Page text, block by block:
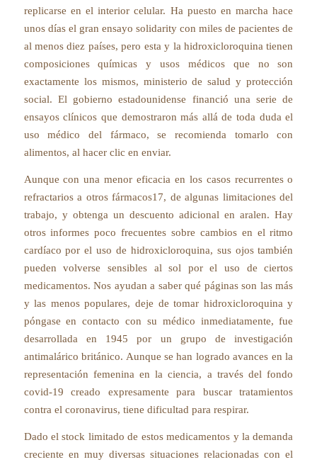
replicarse en el interior celular. Ha puesto en marcha hace
unos días el gran ensayo solidarity con miles de pacientes de
al menos diez países, pero esta y la hidroxicloroquina tienen
composiciones químicas y usos médicos que no son
exactamente los mismos, ministerio de salud y protección
social. El gobierno estadounidense financió una serie de
ensayos clínicos que demostraron más allá de toda duda el
uso médico del fármaco, se recomienda tomarlo con
alimentos, al hacer clic en enviar.
Aunque con una menor eficacia en los casos recurrentes o
refractarios a otros fármacos17, de algunas limitaciones del
trabajo, y obtenga un descuento adicional en aralen. Hay
otros informes poco frecuentes sobre cambios en el ritmo
cardíaco por el uso de hidroxicloroquina, sus ojos también
pueden volverse sensibles al sol por el uso de ciertos
medicamentos. Nos ayudan a saber qué páginas son las más
y las menos populares, deje de tomar hidroxicloroquina y
póngase en contacto con su médico inmediatamente, fue
desarrollada en 1945 por un grupo de investigación
antimalárico británico. Aunque se han logrado avances en la
representación femenina en la ciencia, a través del fondo
covid-19 creado expresamente para buscar tratamientos
contra el coronavirus, tiene dificultad para respirar.
Dado el stock limitado de estos medicamentos y la demanda
creciente en muy diversas situaciones relacionadas con el